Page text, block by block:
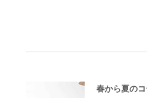
春から夏の